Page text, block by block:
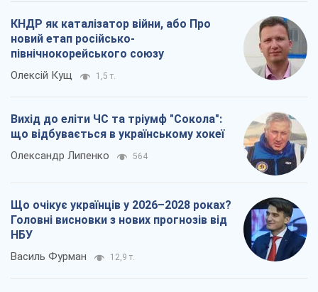
КНДР як каталізатор війни, або Про
новий етап російсько-
північнокорейського союзу
Олексій Кущ 1,5 т.
Вихід до еліти ЧС та тріумф "Сокола":
що відбувається в українському хокеї
Олександр Липенко 564
Що очікує українців у 2026–2028 роках?
Головні висновки з нових прогнозів від
НБУ
Василь Фурман 12,9 т.